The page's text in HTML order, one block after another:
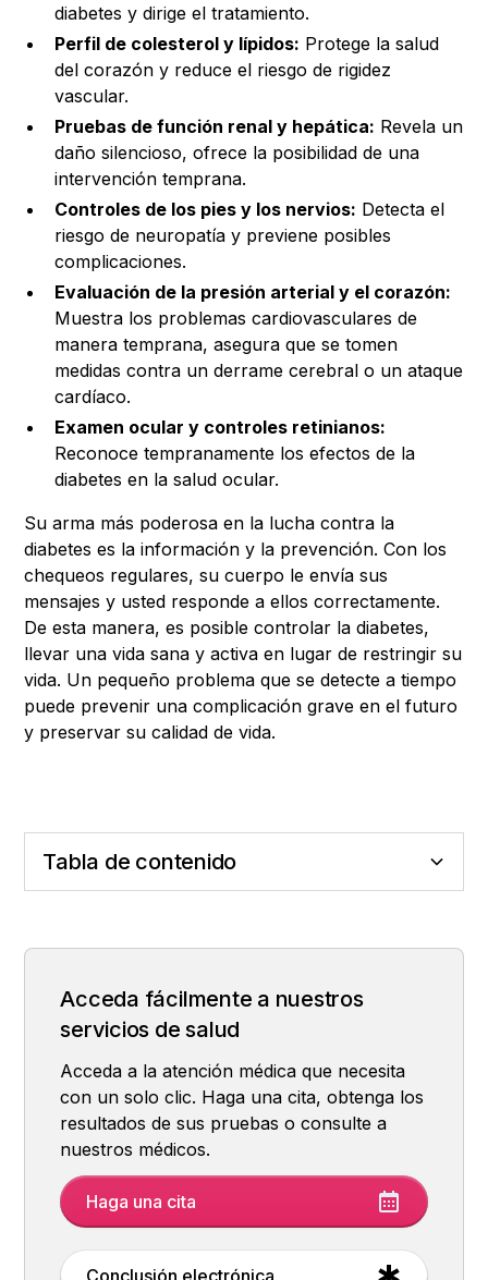
diabetes y dirige el tratamiento.
Perfil de colesterol y lípidos: Protege la salud
del corazón y reduce el riesgo de rigidez
vascular.
Pruebas de función renal y hepática: Revela un
daño silencioso, ofrece la posibilidad de una
intervención temprana.
Controles de los pies y los nervios: Detecta el
riesgo de neuropatía y previene posibles
complicaciones.
Evaluación de la presión arterial y el corazón:
Muestra los problemas cardiovasculares de
manera temprana, asegura que se tomen
medidas contra un derrame cerebral o un ataque
cardíaco.
Examen ocular y controles retinianos:
Reconoce tempranamente los efectos de la
diabetes en la salud ocular.
Su arma más poderosa en la lucha contra la
diabetes es la información y la prevención. Con los
chequeos regulares, su cuerpo le envía sus
mensajes y usted responde a ellos correctamente.
De esta manera, es posible controlar la diabetes,
llevar una vida sana y activa en lugar de restringir su
vida. Un pequeño problema que se detecte a tiempo
puede prevenir una complicación grave en el futuro
y preservar su calidad de vida.
Tabla de contenido
Acceda fácilmente a nuestros
servicios de salud
Acceda a la atención médica que necesita
con un solo clic. Haga una cita, obtenga los
resultados de sus pruebas o consulte a
nuestros médicos.
Haga una cita
Conclusión electrónica